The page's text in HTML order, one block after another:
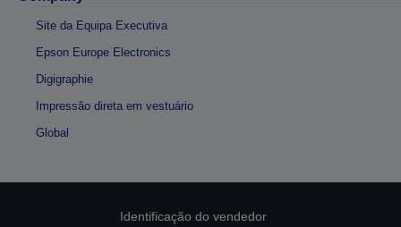
Site da Equipa Executiva
Epson Europe Electronics
Digigraphie
Impressão direta em vestuário
Global
Identificação do vendedor